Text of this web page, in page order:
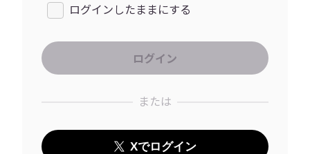
ログインしたままにする
または
Xでログイン